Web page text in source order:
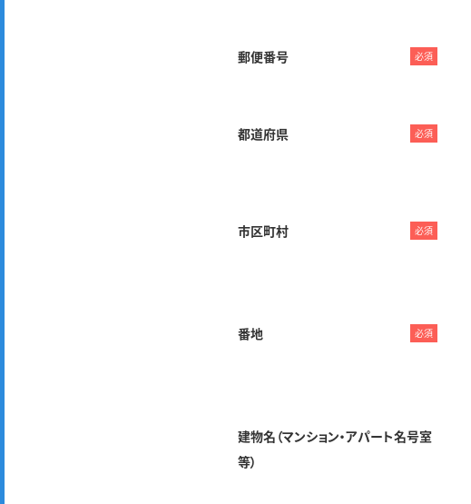
郵便番号 必須
都道府県 必須
市区町村 必須
番地 必須
建物名（マンション・アパート名号室
等）